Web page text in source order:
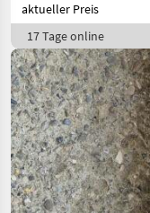
aktueller Preis
17 Tage online